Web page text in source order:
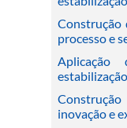
Construção
processo e
inovação e